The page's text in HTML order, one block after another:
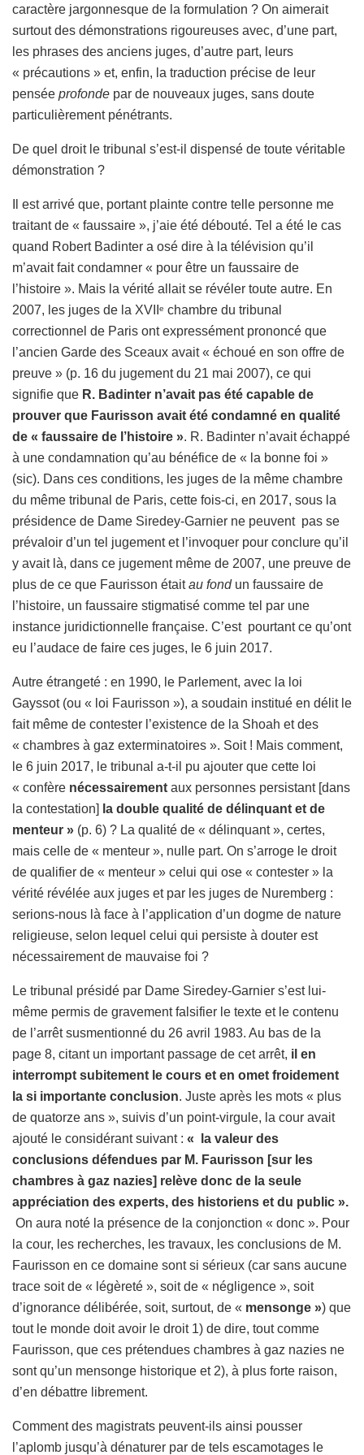
caractère jargonnesque de la formulation ? On aimerait
surtout des démonstrations rigoureuses avec, d’une part,
les phrases des anciens juges, d’autre part, leurs
« précautions » et, enfin, la traduction précise de leur
pensée profonde par de nouveaux juges, sans doute
particulièrement pénétrants.
De quel droit le tribunal s’est-il dispensé de toute véritable
démonstration ?
Il est arrivé que, portant plainte contre telle personne me
traitant de « faussaire », j’aie été débouté. Tel a été le cas
quand Robert Badinter a osé dire à la télévision qu’il
m’avait fait condamner « pour être un faussaire de
l’histoire ». Mais la vérité allait se révéler toute autre. En
2007, les juges de la XVII
e chambre du tribunal
correctionnel de Paris ont expressément prononcé que
l’ancien Garde des Sceaux avait « échoué en son offre de
preuve » (p. 16 du jugement du 21 mai 2007), ce qui
signifie que R. Badinter n’avait pas été capable de
prouver que Faurisson avait été condamné en qualité
de « faussaire de l’histoire ». R. Badinter n’avait échappé
à une condamnation qu’au bénéfice de « la bonne foi »
(sic). Dans ces conditions, les juges de la même chambre
du même tribunal de Paris, cette fois-ci, en 2017, sous la
présidence de Dame Siredey-Garnier ne peuvent pas se
prévaloir d’un tel jugement et l’invoquer pour conclure qu’il
y avait là, dans ce jugement même de 2007, une preuve de
plus de ce que Faurisson étaitau fond un faussaire de
l’histoire, un faussaire stigmatisé comme tel par une
instance juridictionnelle française. C’est pourtant ce qu’ont
eu l’audace de faire ces juges, le 6 juin 2017.
Autre étrangeté : en 1990, le Parlement, avec la loi
Gayssot (ou « loi Faurisson »), a soudain institué en délit le
fait même de contester l’existence de la Shoah et des
« chambres à gaz exterminatoires ». Soit ! Mais comment,
le 6 juin 2017, le tribunal a-t-il pu ajouter que cette loi
« confère nécessairement aux personnes persistant [dans
la contestation] la double qualité de délinquant et de
menteur » (p. 6) ? La qualité de « délinquant », certes,
mais celle de « menteur », nulle part. On s’arroge le droit
de qualifier de « menteur » celui qui ose « contester » la
vérité révélée aux juges et par les juges de Nuremberg :
serions-nous là face à l’application d’un dogme de nature
religieuse, selon lequel celui qui persiste à douter est
nécessairement de mauvaise foi ?
Le tribunal présidé par Dame Siredey-Garnier s’est lui-
même permis de gravement falsifier le texte et le contenu
de l’arrêt susmentionné du 26 avril 1983. Au bas de la
page 8, citant un important passage de cet arrêt, il en
interrompt subitement le cours et en omet froidement
la si importante conclusion. Juste après les mots « plus
de quatorze ans », suivis d’un point-virgule, la cour avait
ajouté le considérant suivant : « la valeur des
conclusions défendues par M. Faurisson [sur les
chambres à gaz nazies] relève donc de la seule
appréciation des experts, des historiens et du public ».
On aura noté la présence de la conjonction « donc ». Pour
la cour, les recherches, les travaux, les conclusions de M.
Faurisson en ce domaine sont si sérieux (car sans aucune
trace soit de « légèreté », soit de « négligence », soit
d’ignorance délibérée, soit, surtout, de « mensonge ») que
tout le monde doit avoir le droit 1) de dire, tout comme
Faurisson, que ces prétendues chambres à gaz nazies ne
sont qu’un mensonge historique et 2), à plus forte raison,
d’en débattre librement.
Comment des magistrats peuvent-ils ainsi pousser
l’aplomb jusqu’à dénaturer par de tels escamotages le